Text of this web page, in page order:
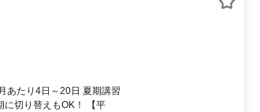
あたり4日～20日 夏期講習
切り替えもOK！ 【平